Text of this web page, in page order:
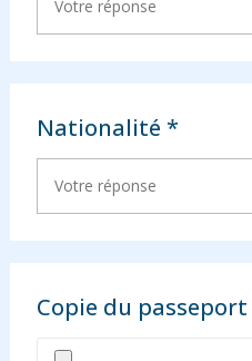
Nationalité *
Copie du